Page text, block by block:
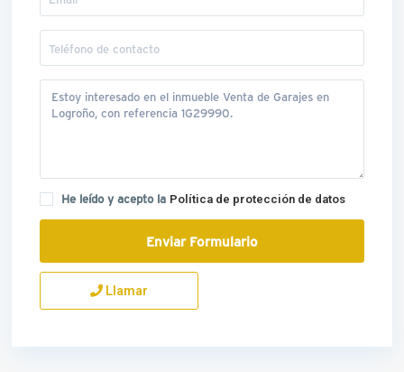
He leído y acepto la Política de protección de datos
Llamar